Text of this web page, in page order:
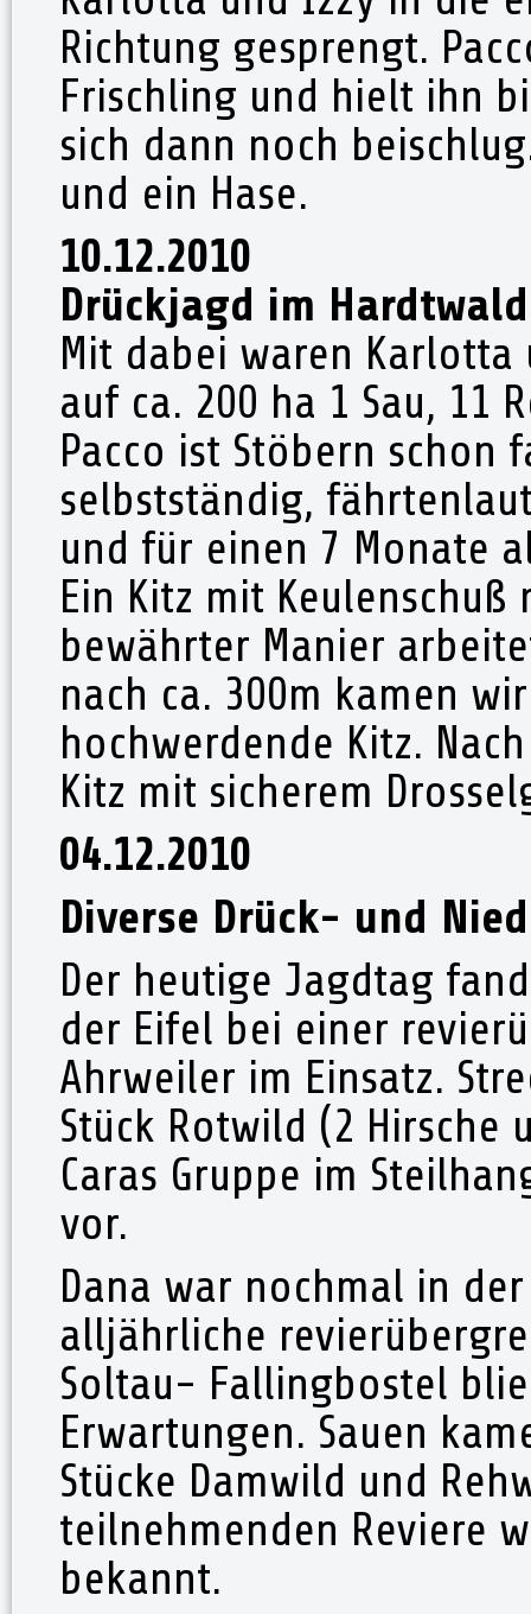
Richtung gesprengt.
Frischling und hielt ihn
sich dann noch
und ein Hase.
10.12.2010
Drückjagd im
Mit dabei waren Karlotta
auf ca. 200 ha 1 Sau, 11
Pacco ist Stöbern schon
selbstständig,
und für einen 7 Monate
Ein Kitz mit
bewährter Manier
nach ca. 300m kamen
hochwerdende Kitz.
Kitz mit sicherem
04.12.2010
Diverse Drück- und
Der heutige Jagdtag
der Eifel bei einer
Ahrweiler im Einsatz.
Stück Rotwild (2 Hirsche
Caras Gruppe im
vor.
Dana war nochmal in
alljährliche
Soltau- Fallingbostel
Erwartungen. Sauen
Stücke Damwild und
teilnehmenden Reviere
bekannt.